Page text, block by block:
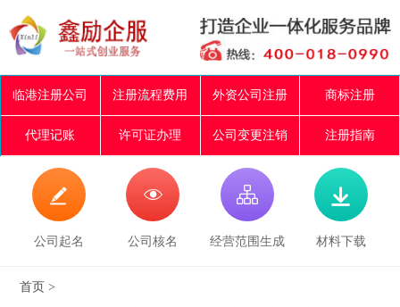
临港注册公司 注册流程费用 外资公司注册 商标注册
代理记账 许可证办理 公司变更注销 注册指南

公司起名

公司核名

经营范围生成

材料下载
首页 >